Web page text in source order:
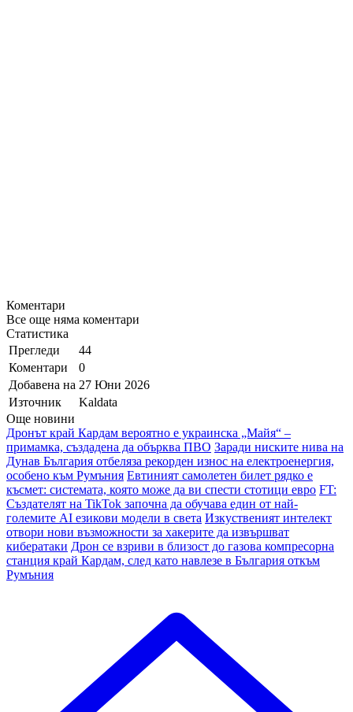
Коментари
Все още няма коментари
Статистика
Прегледи
44
Коментари
0
Добавена на 27 Юни 2026
Източник
Kaldata
Още новини
Дронът край Кардам вероятно е украинска „Майя“ –
примамка, създадена да обърква ПВО Заради ниските нива на
Дунав България отбеляза рекорден износ на електроенергия,
особено към Румъния Евтиният самолетен билет рядко е
късмет: системата, която може да ви спести стотици евро FT:
Създателят на TikTok започна да обучава един от най-
големите AI езикови модели в света Изкуственият интелект
отвори нови възможности за хакерите да извършват
кибератаки Дрон се взриви в близост до газова компресорна
станция край Кардам, след като навлезе в България откъм
Румъния